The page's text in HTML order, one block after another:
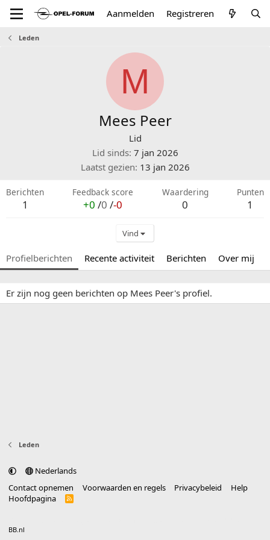
Aanmelden Registreren
Leden
M
Mees Peer
Lid
Lid sinds 7 jan 2026
Laatst gezien 13 jan 2026
Berichten
1
Feedback score
+0 /0 /-0
Waardering
0
Punten
1
Vind
Profielberichten Recente activiteit Berichten Over mij
Er zijn nog geen berichten op Mees Peer's profiel.
Leden
Nederlands
Contact opnemen
Voorwaarden en regels Privacybeleid
Help
Hoofdpagina
R
BB.nl